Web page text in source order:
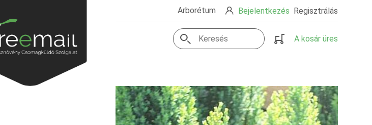
Arborétum Bejelentkezés Regisztrálás
A kosár üres